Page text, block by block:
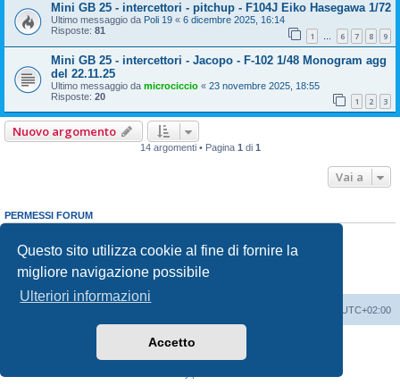
Questo sito utilizza cookie al fine di fornire la
migliore navigazione possibile
Ulteriori informazioni
Accetto
Mini GB 25 - intercettori - pitchup - F104J Eiko Hasegawa 1/72
Ultimo messaggio da Poli 19 « 6 dicembre 2025, 16:14
Risposte: 81 1 … 6 7 8 9
Mini GB 25 - intercettori - Jacopo - F-102 1/48 Monogram agg
del 22.11.25
Ultimo messaggio da microciccio « 23 novembre 2025, 18:55
Risposte: 20 1 2 3
Nuovo argomento
14 argomenti • Pagina 1 di 1
Vai a
PERMESSI FORUM
Non puoi
rispondere negli argomenti
Non puoimodificare i tuoi messaggi
Non puoicancellare i tuoi messaggi
Non puoi
inviare allegati
UTC+02:00
phpBB® Forum Software © phpBB Limited
phpBB-Italia.it